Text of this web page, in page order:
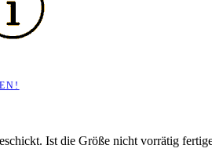
Ist die Größe nicht vorrätig